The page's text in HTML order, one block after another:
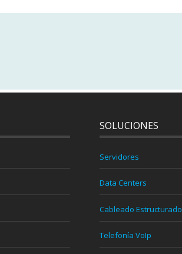
SOLUCIONES
Servidores
Data Centers
Cableado Estructurado
Telefonía VoIp